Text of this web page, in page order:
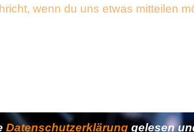
Datenschutzerklärung gelesen